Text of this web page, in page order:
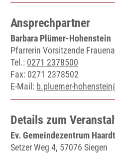
Ansprechpartner
Barbara Plümer-Hohenstein
Pfarrerin Vorsitzende
Tel.: 0271 2378500
Fax: 0271 2378502
E-Mail: b.pluemer-
Details zum
Ev. Gemeindezentrum
Setzer Weg 4, 57076 Siegen